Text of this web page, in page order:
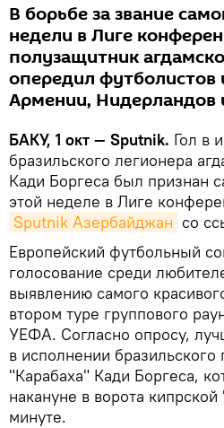
В борьбе за звание
недели в Лиге
полузащитник
опередил футболистов
Армении, Нидерландов
БАКУ, 1 окт — Sputnik. Гол в
бразильского легионера
Кади Боргеса был признан
этой неделе в Лиге
Sputnik Азербайджан со
Европейский футбольный
голосование среди
выявлению самого
втором туре группового
УЕФА. Согласно опросу,
в исполнении бразильского
"Карабаха" Кади Боргеса,
накануне в ворота
минуте.